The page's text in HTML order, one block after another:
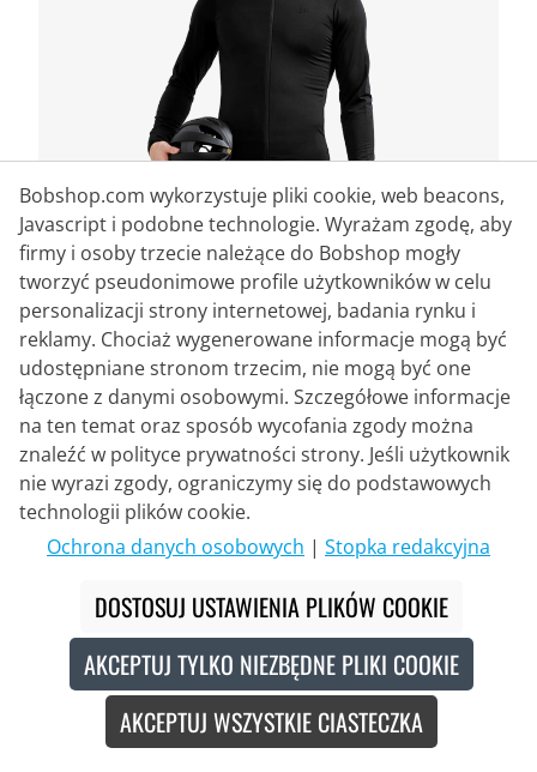
CRAFT
Koszulka z długim rękawem Core
Bike Essence
79,95 €
Bobshop.com wykorzystuje pliki cookie, web beacons,
Javascript i podobne technologie. Wyrażam zgodę, aby
firmy i osoby trzecie należące do Bobshop mogły
tworzyć pseudonimowe profile użytkowników w celu
personalizacji strony internetowej, badania rynku i
reklamy. Chociaż wygenerowane informacje mogą być
udostępniane stronom trzecim, nie mogą być one
łączone z danymi osobowymi. Szczegółowe informacje
na ten temat oraz sposób wycofania zgody można
znaleźć w polityce prywatności strony. Jeśli użytkownik
nie wyrazi zgody, ograniczymy się do podstawowych
technologii plików cookie.
Ochrona danych osobowych | Stopka redakcyjna
DOSTOSUJ USTAWIENIA PLIKÓW COOKIE
AKCEPTUJ TYLKO NIEZBĘDNE PLIKI COOKIE
AKCEPTUJ WSZYSTKIE CIASTECZKA